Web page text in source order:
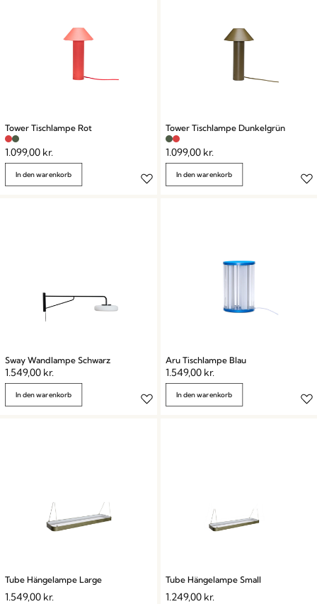
Tower Tischlampe Rot
1.099,00 kr.
In den warenkorb
Tower Tischlampe Dunkelgrün
1.099,00 kr.
In den warenkorb
Sway Wandlampe Schwarz
1.549,00 kr.
In den warenkorb
Aru Tischlampe Blau
1.549,00 kr.
In den warenkorb
Tube Hängelampe Large
1.549,00 kr.
Tube Hängelampe Small
1.249,00 kr.